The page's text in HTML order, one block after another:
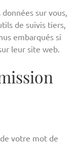
sur vous,
de suivis tiers,
embarqués si
leur site web.
votre mot de